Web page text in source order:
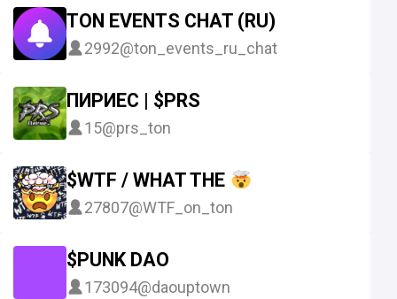
TON EVENTS CHAT (RU)
2992@ton_events_ru_chat
ПИРИЕС | $PRS
15@prs_ton
$WTF / WHAT THE
27807@WTF_on_ton
$PUNK DAO
173094@daouptown